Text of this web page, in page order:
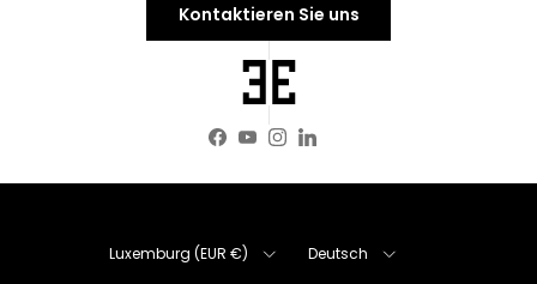
Kontaktieren Sie uns
Facebook
YouTube
Instagram
LinkedIn
Land/Region
Luxemburg (EUR €) Deutsch